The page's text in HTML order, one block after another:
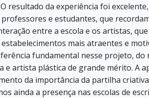
resultado da experiência foi
e estudantes, que
entre a escola e os artistas,
mais atraentes e
fundamental nesse projeto, do
e artista plástica de grande mérito. A
da importância da partilha
ainda a presença nas escolas de